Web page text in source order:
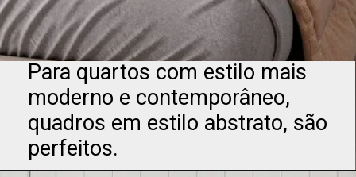
Para quartos com estilo mais
moderno e contemporâneo,
quadros em estilo abstrato, são
perfeitos.